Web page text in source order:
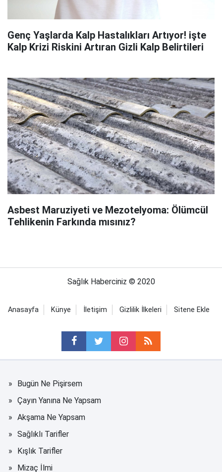
Genç Yaşlarda Kalp Hastalıkları Artıyor! işte
Kalp Krizi Riskini Artıran Gizli Kalp Belirtileri
Asbest Maruziyeti ve Mezotelyoma: Ölümcül
Tehlikenin Farkında mısınız?
Sağlık Haberciniz © 2020
Anasayfa Künye İletişim Gizlilik İlkeleri Sitene Ekle
Bugün Ne Pişirsem
Çayın Yanına Ne Yapsam
Akşama Ne Yapsam
Sağlıklı Tarifler
Kışlık Tarifler
Mizaç İlmi